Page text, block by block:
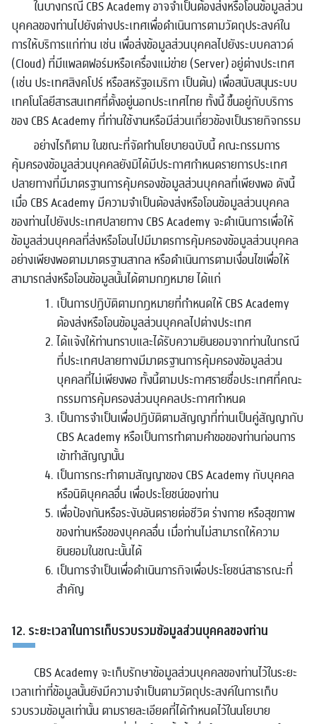
ในบางกรณี CBS Academy อาจจำเป็นต้องส่งหรือโอนข้อมูลส่วน
บุคคลของท่านไปยังต่างประเทศเพื่อดำเนินการตามวัตถุประสงค์ใน
การให้บริการแก่ท่าน เช่น เพื่อส่งข้อมูลส่วนบุคคลไปยังระบบคลาวด์
(Cloud) ที่มีแพลตฟอร์มหรือเครื่องแม่ข่าย (Server) อยู่ต่างประเทศ
(เช่น ประเทศสิงคโปร์ หรือสหรัฐอเมริกา เป็นต้น) เพื่อสนับสนุนระบบ
เทคโนโลยีสารสนเทศที่ตั้งอยู่นอกประเทศไทย ทั้งนี้ ขึ้นอยู่กับบริการ
ของ CBS Academy ที่ท่านใช้งานหรือมีส่วนเกี่ยวข้องเป็นรายกิจกรรม
อย่างไรก็ตาม ในขณะที่จัดทำนโยบายฉบับนี้ คณะกรรมการ
คุ้มครองข้อมูลส่วนบุคคลยังมิได้มีประกาศกำหนดรายการประเทศ
ปลายทางที่มีมาตรฐานการคุ้มครองข้อมูลส่วนบุคคลที่เพียงพอ ดังนี้
เมื่อ CBS Academy มีความจำเป็นต้องส่งหรือโอนข้อมูลส่วนบุคคล
ของท่านไปยังประเทศปลายทาง CBS Academy จะดำเนินการเพื่อให้
ข้อมูลส่วนบุคคลที่ส่งหรือโอนไปมีมาตรการคุ้มครองข้อมูลส่วนบุคคล
อย่างเพียงพอตามมาตรฐานสากล หรือดำเนินการตามเงื่อนไขเพื่อให้
สามารถส่งหรือโอนข้อมูลนั้นได้ตามกฎหมาย ได้แก่
เป็นการปฏิบัติตามกฎหมายที่กำหนดให้ CBS Academy
ต้องส่งหรือโอนข้อมูลส่วนบุคคลไปต่างประเทศ
ได้แจ้งให้ท่านทราบและได้รับความยินยอมจากท่านในกรณี
ที่ประเทศปลายทางมีมาตรฐานการคุ้มครองข้อมูลส่วน
บุคคลที่ไม่เพียงพอ ทั้งนี้ตามประกาศรายชื่อประเทศที่คณะ
กรรมการคุ้มครองส่วนบุคคลประกาศกำหนด
เป็นการจำเป็นเพื่อปฏิบัติตามสัญญาที่ท่านเป็นคู่สัญญากับ
CBS Academy หรือเป็นการทำตามคำขอของท่านก่อนการ
เข้าทำสัญญานั้น
เป็นการกระทำตามสัญญาของ CBS Academy กับบุคคล
หรือนิติบุคคลอื่น เพื่อประโยชน์ของท่าน
เพื่อป้องกันหรือระงับอันตรายต่อชีวิต ร่างกาย หรือสุขภาพ
ของท่านหรือของบุคคลอื่น เมื่อท่านไม่สามารถให้ความ
ยินยอมในขณะนั้นได้
เป็นการจำเป็นเพื่อดำเนินภารกิจเพื่อประโยชน์สาธารณะที่
สำคัญ
12. ระยะเวลาในการเก็บรวบรวมข้อมูลส่วนบุคคลของท่าน
CBS Academy จะเก็บรักษาข้อมูลส่วนบุคคลของท่านไว้ในระยะ
เวลาเท่าที่ข้อมูลนั้นยังมีความจำเป็นตามวัตถุประสงค์ในการเก็บ
รวบรวมข้อมูลเท่านั้น ตามรายละเอียดที่ได้กำหนดไว้ในนโยบาย